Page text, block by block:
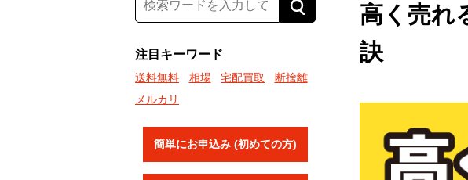
注目キーワード
送料無料 相場 宅配買取
断捨離
メルカリ
簡単にお申込み (初めての方)
高く売れ
訣